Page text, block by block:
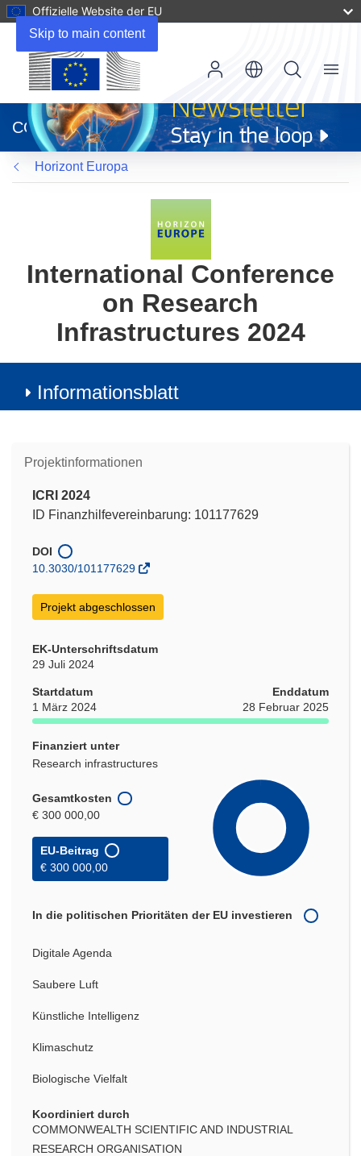
Skip to main content
Offizielle Website der EU
neuem
Fenster)
CORDIS
Menu
Horizont Europa
International Conference
on Research
Infrastructures 2024
Informationsblatt
Projektinformationen
ICRI 2024
ID Finanzhilfevereinbarung: 101177629
DOI
10.3030/101177629
Projekt abgeschlossen
EK-Unterschriftsdatum
29 Juli 2024
Startdatum
1 März 2024
Enddatum
28 Februar 2025
Finanziert unter
Research infrastructures
Gesamtkosten
€ 300 000,00
EU-Beitrag
€ 300 000,00
In die politischen Prioritäten der EU investieren
Digitale Agenda
Saubere Luft
Künstliche Intelligenz
Klimaschutz
Biologische Vielfalt
Koordiniert durch
COMMONWEALTH SCIENTIFIC AND INDUSTRIAL
RESEARCH ORGANISATION